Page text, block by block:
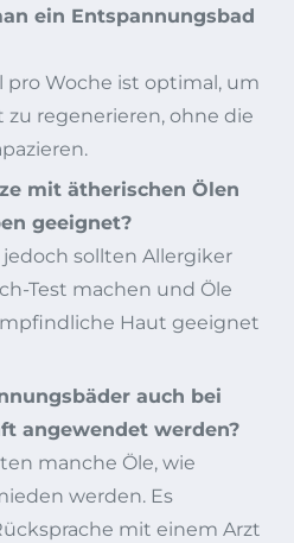
ein Entspannungsbad
pro Woche ist optimal, um
zu regenerieren, ohne die
mit ätherischen Ölen
geeignet?
jedoch sollten Allergiker
Test machen und Öle
Haut geeignet
auch bei
angewendet werden?
manche Öle, wie
werden. Es
mit einem Arzt